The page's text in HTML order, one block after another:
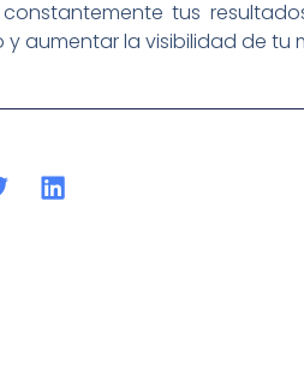
tus
aumentar la visibilidad de tu